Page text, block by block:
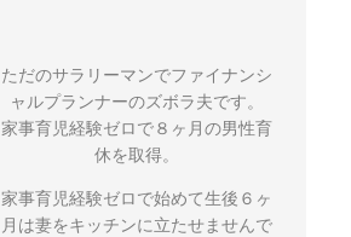
ただのサラリーマンでファイナンシ
ャルプランナーのズボラ夫です。
家事育児経験ゼロで８ヶ月の男性育
休を取得。
家事育児経験ゼロで始めて生後６ヶ
月は妻をキッチンに立たせませんで